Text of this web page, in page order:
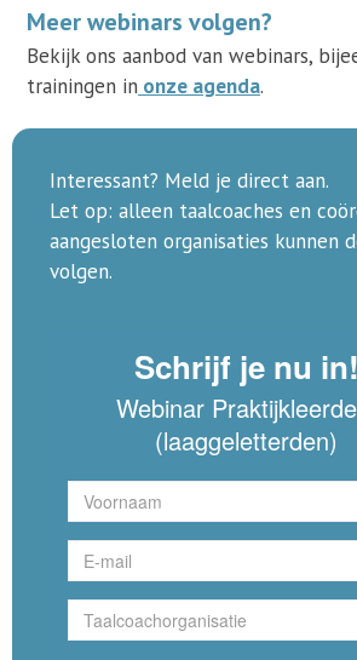
Meer webinars volgen?
Bekijk ons aanbod van webinars,
trainingen in onze agenda.
Interessant? Meld je direct aan.
Let op: alleen taalcoaches en
aangesloten organisaties kunnen
volgen.